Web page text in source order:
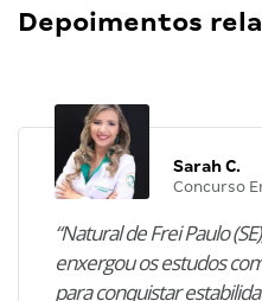
Depoimentos
Sarah C.
Concurso
“Natural de Frei Paulo
enxergou os estudos
para conquistar